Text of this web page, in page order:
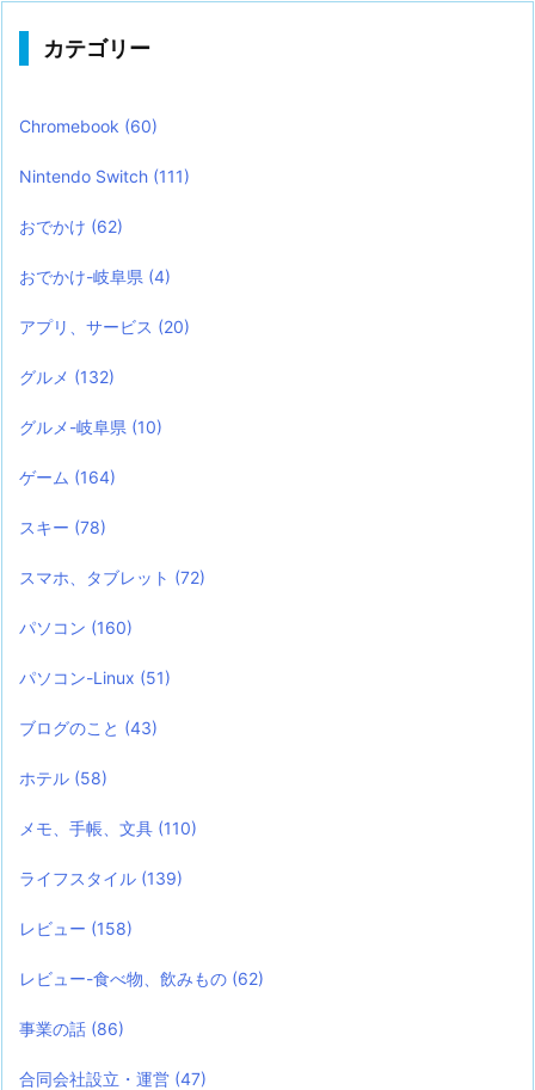
カテゴリー
Chromebook (60)
Nintendo Switch (111)
おでかけ (62)
おでかけ-岐阜県 (4)
アプリ、サービス (20)
グルメ (132)
グルメ-岐阜県 (10)
ゲーム (164)
スキー (78)
スマホ、タブレット (72)
パソコン (160)
パソコン-Linux (51)
ブログのこと (43)
ホテル (58)
メモ、手帳、文具 (110)
ライフスタイル (139)
レビュー (158)
レビュー-食べ物、飲みもの (62)
事業の話 (86)
合同会社設立・運営 (47)